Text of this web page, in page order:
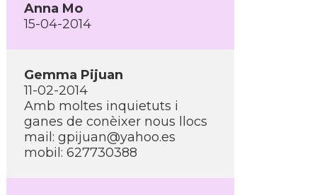
Anna Mo
15-04-2014
Gemma Pijuan
11-02-2014
Amb moltes inquietuts i
ganes de conèixer nous llocs
mail: gpijuan@yahoo.es
mobil: 627730388